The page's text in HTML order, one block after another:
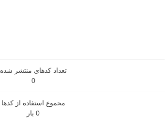
تعداد کدهای منتشر شده
0
مجموع استفاده از کدها
0 بار